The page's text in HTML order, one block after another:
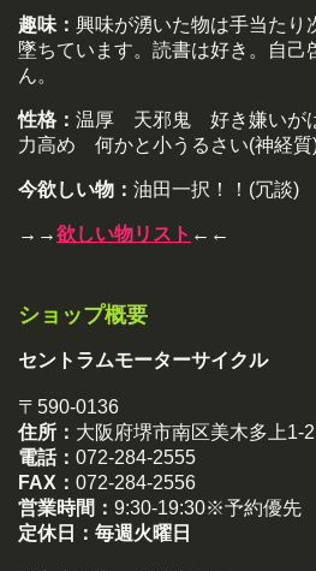
趣味： 興味が湧いた物は手当たり
墜ちています。読書は好き。自己
ん。
性格： 温厚 天邪鬼 好き嫌いが
力高め 何かと小うるさい(神経質
今欲しい物： 油田一択！！(冗談)
→→欲しい物リスト ←←
ショップ概要
セントラムモーターサイクル
〒590-0136
住所： 大阪府堺市南区美木多上1-2
電話： 072-284-2555
FAX： 072-284-2556
営業時間： 9:30-19:30※予約優先
定休日： 毎週火曜日